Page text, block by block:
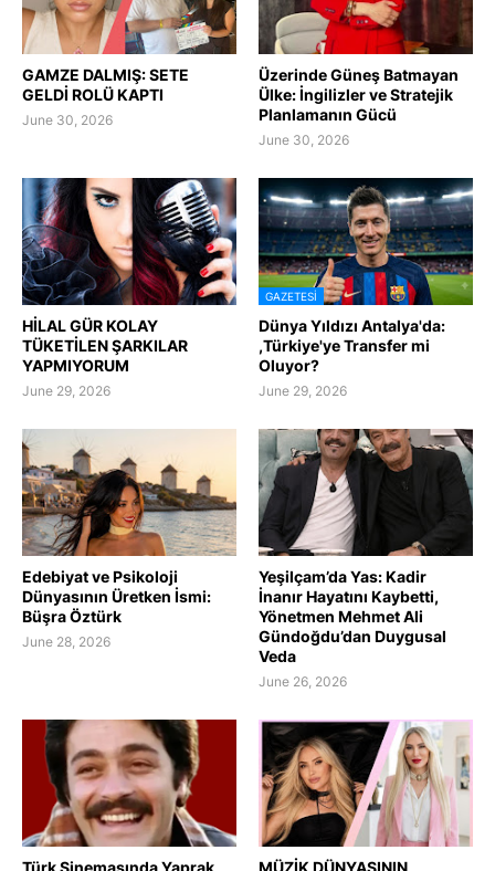
GAMZE DALMIŞ: SETE
GELDİ ROLÜ KAPTI
June 30, 2026
Üzerinde Güneş Batmayan
Ülke: İngilizler ve Stratejik
Planlamanın Gücü
June 30, 2026
HİLAL GÜR KOLAY
TÜKETİLEN ŞARKILAR
YAPMIYORUM
June 29, 2026
GAZETESI
Dünya Yıldızı Antalya'da:
,Türkiye'ye Transfer mi
Oluyor?
June 29, 2026
Edebiyat ve Psikoloji
Dünyasının Üretken İsmi:
Büşra Öztürk
June 28, 2026
Yeşilçam’da Yas: Kadir
İnanır Hayatını Kaybetti,
Yönetmen Mehmet Ali
Gündoğdu’dan Duygusal
Veda
June 26, 2026
Türk Sinemasında Yaprak MÜZİK DÜNYASININ